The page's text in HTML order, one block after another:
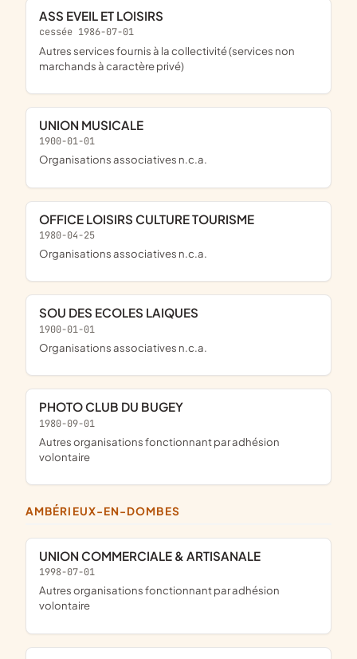
ASS EVEIL ET LOISIRS
cessée 1986-07-01
Autres services fournis à la collectivité (services non
marchands à caractère privé)
UNION MUSICALE
1900-01-01
Organisations associatives n.c.a.
OFFICE LOISIRS CULTURE TOURISME
1980-04-25
Organisations associatives n.c.a.
SOU DES ECOLES LAIQUES
1900-01-01
Organisations associatives n.c.a.
PHOTO CLUB DU BUGEY
1980-09-01
Autres organisations fonctionnant par adhésion
volontaire
AMBÉRIEUX-EN-DOMBES
UNION COMMERCIALE & ARTISANALE
1998-07-01
Autres organisations fonctionnant par adhésion
volontaire